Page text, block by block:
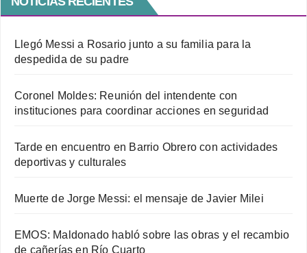
Llegó Messi a Rosario junto a su familia para la
despedida de su padre
Coronel Moldes: Reunión del intendente con
instituciones para coordinar acciones en seguridad
Tarde en encuentro en Barrio Obrero con actividades
deportivas y culturales
Muerte de Jorge Messi: el mensaje de Javier Milei
EMOS: Maldonado habló sobre las obras y el recambio
de cañerías en Río Cuarto